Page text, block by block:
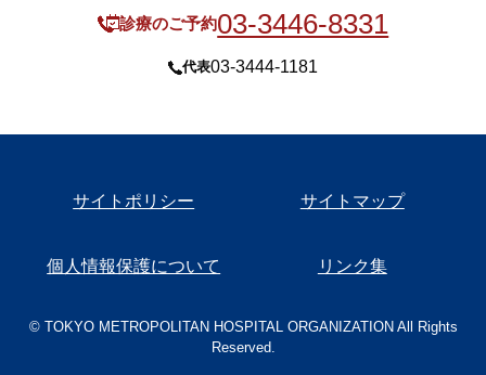
診療のご予約03-3446-8331
代表03-3444-1181
サイトポリシー サイトマップ
個人情報保護について リンク集
© TOKYO METROPOLITAN HOSPITAL ORGANIZATION All Rights
Reserved.